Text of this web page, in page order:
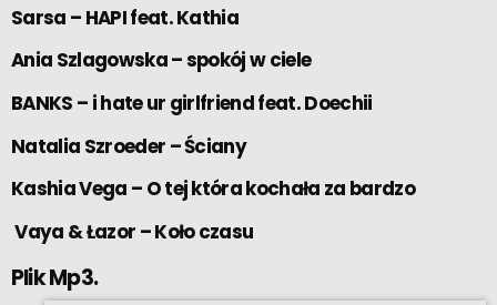
Sarsa – HAPI feat. Kathia
Ania Szlagowska – spokój w ciele
BANKS – i hate ur girlfriend feat. Doechii
Natalia Szroeder – Ściany
Kashia Vega – O tej która kochała za bardzo
Vaya & Łazor – Koło czasu
Plik Mp3.